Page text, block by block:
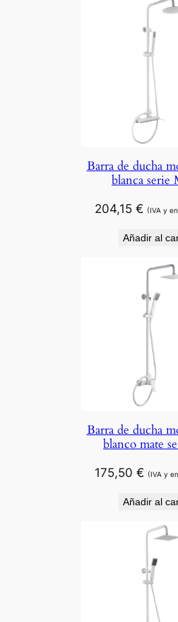
Barra de ducha
blanca serie
204,15 € (IVA y
Añadir al
Barra de ducha
blanco mate
175,50 € (IVA y
Añadir al